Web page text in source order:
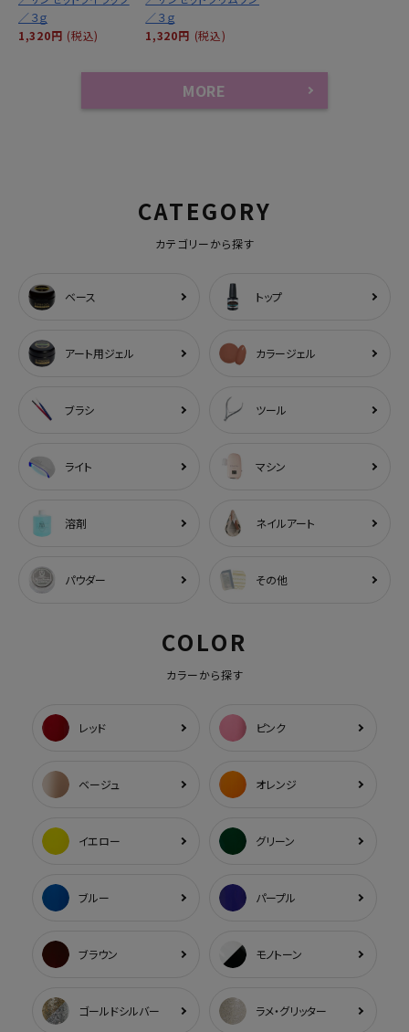
／３ｇ
1,320円 (税込)
／３ｇ
1,320円 (税込)
MORE
CATEGORY
カテゴリーから探す
ベース トップ
アート用ジェル カラージェル
ブラシ ツール
ライト マシン
溶剤 ネイルアート
パウダー その他
COLOR
カラーから探す
レッド ピンク
ベージュ オレンジ
イエロー グリーン
ブルー パープル
ブラウン モノトーン
ゴールドシルバー ラメ・グリッター